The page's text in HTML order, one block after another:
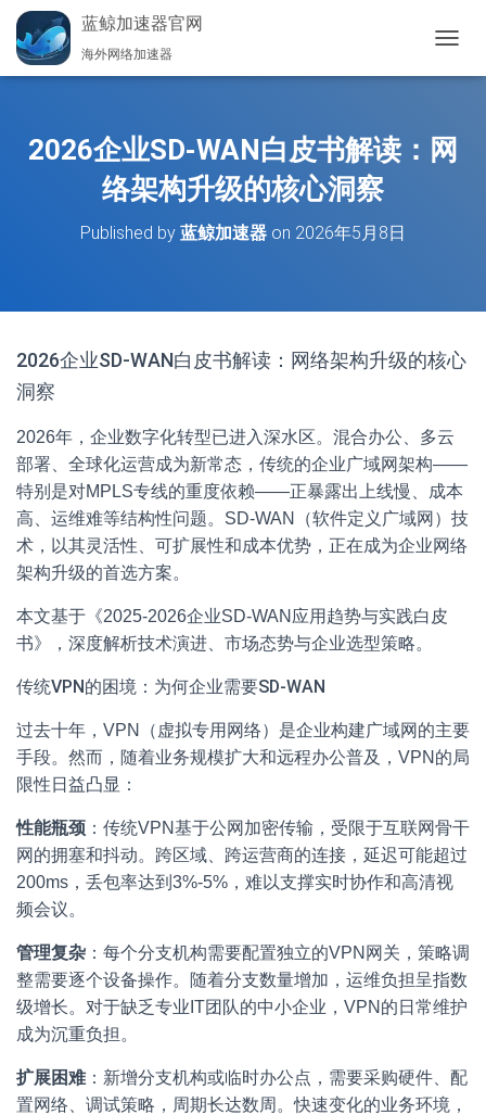
蓝鲸加速器官网
海外网络加速器
换
2026企业SD-WAN白皮书解读：网
络架构升级的核心洞察
Published by 蓝鲸加速器 on 2026年5月8日
2026企业SD-WAN白皮书解读：网络架构升级的核心
洞察
2026年，企业数字化转型已进入深水区。混合办公、多云
部署、全球化运营成为新常态，传统的企业广域网架构——
特别是对MPLS专线的重度依赖——正暴露出上线慢、成本
高、运维难等结构性问题。SD-WAN（软件定义广域网）技
术，以其灵活性、可扩展性和成本优势，正在成为企业网络
架构升级的首选方案。
本文基于《2025-2026企业SD-WAN应用趋势与实践白皮
书》，深度解析技术演进、市场态势与企业选型策略。
传统VPN的困境：为何企业需要SD-WAN
过去十年，VPN（虚拟专用网络）是企业构建广域网的主要
手段。然而，随着业务规模扩大和远程办公普及，VPN的局
限性日益凸显：
性能瓶颈 ：传统VPN基于公网加密传输，受限于互联网骨干
网的拥塞和抖动。跨区域、跨运营商的连接，延迟可能超过
200ms，丢包率达到3%-5%，难以支撑实时协作和高清视
频会议。
管理复杂 ：每个分支机构需要配置独立的VPN网关，策略调
整需要逐个设备操作。随着分支数量增加，运维负担呈指数
级增长。对于缺乏专业IT团队的中小企业，VPN的日常维护
成为沉重负担。
扩展困难：新增分支机构或临时办公点，需要采购硬件、配
置网络、调试策略，周期长达数周。快速变化的业务环境，